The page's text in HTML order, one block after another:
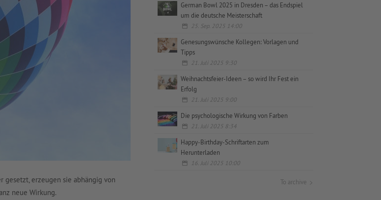
gesetzt, erzeugen sie abhängig von
neue Wirkung.
German Bowl 2025 in Dresden – das Endspiel
um die deutsche Meisterschaft
25. Sep. 2025 14:00
Genesungswünsche Kollegen: Vorlagen und
Tipps
21. Juli 2025 9:30
Weihnachtsfeier-Ideen – so wird Ihr Fest ein
Erfolg
21. Juli 2025 9:00
Die psychologische Wirkung von Farben
21. Juli 2025 8:34
Happy-Birthday-Schriftarten zum
Herunterladen
16. Juli 2025 10:00
To archive